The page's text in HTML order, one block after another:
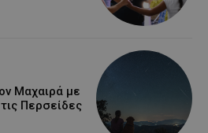
Μαχαιρά με
Περσείδες